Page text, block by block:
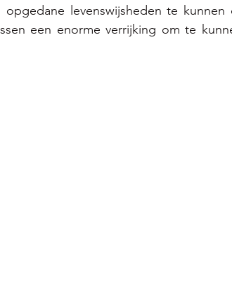
levenswijsheden te
een enorme verrijking om te